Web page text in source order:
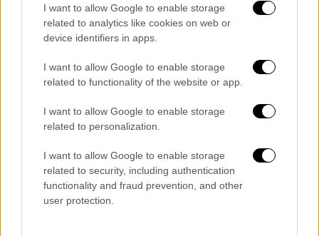
I want to allow Google to enable storage
related to analytics like cookies on web or
device identifiers in apps.
I want to allow Google to enable storage
related to functionality of the website or app.
I want to allow Google to enable storage
related to personalization.
I want to allow Google to enable storage
related to security, including authentication
functionality and fraud prevention, and other
user protection.
συµβιβασµό, πώς βρήκε τρόπους να
οργανώσει ένα δικό του, αυτοσχέδιο σύµπαν,
να συγκροτήσει έναν δικό του ποιητικό
κόσµο. Μαθαίναµε ότι, όπως σηµειώνει ο
γιος του, ο Στάθης Κατσαρός, «εκδίδει ένα
από τα πρώ τα αθλητικά περιοδικά , που
κλείνει έπειτα από τρεις εβδοµάδες, λόγω
Συµµετέ χει στο γύ ρισµα κινηµατογραφική ς
ταινία ς, που µέ νει στα κουτιά ανεµφά νιστη
και βγά ζει µεροκάµατο παίζοντας ρό λους